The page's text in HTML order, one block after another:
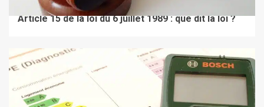
À LA UNE BIEN LOUER
Article 15 de la loi du 6 juillet 1989 : que dit la loi ?